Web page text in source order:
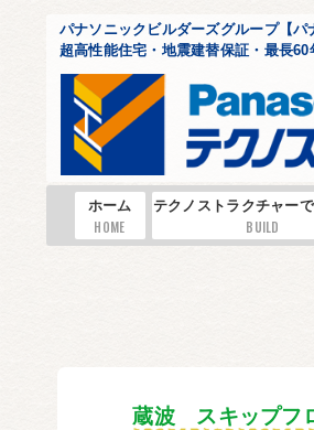
パナソニックビルダーズグループ【パ
超高性能住宅・地震建替保証・最長60
ホーム
HOME
テクノストラクチャー
BUILD
蔵波 スキップフ